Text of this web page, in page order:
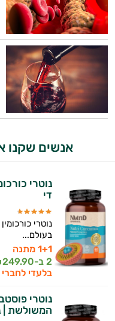
אנשים שקנו
נוטרי
די
נוטרי
בעולם...
1+1 מתנה
2 ב-
249.90
בלעדי לחברי
המשולשת |